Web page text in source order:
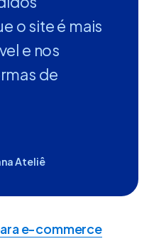
o site é mais
e nos
de
Ateliê
e-commerce